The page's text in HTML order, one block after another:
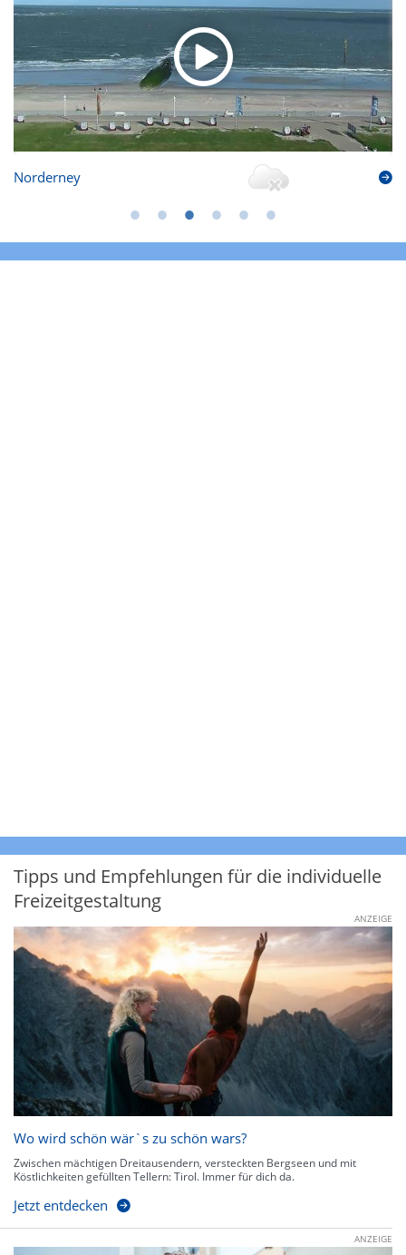
Norderney
Tipps und Empfehlungen für die individuelle
Freizeitgestaltung
ANZEIGE
Wo wird schön wär`s zu schön wars?
Zwischen mächtigen Dreitausendern, versteckten Bergseen und mit
Köstlichkeiten gefüllten Tellern: Tirol. Immer für dich da.
Jetzt entdecken
ANZEIGE